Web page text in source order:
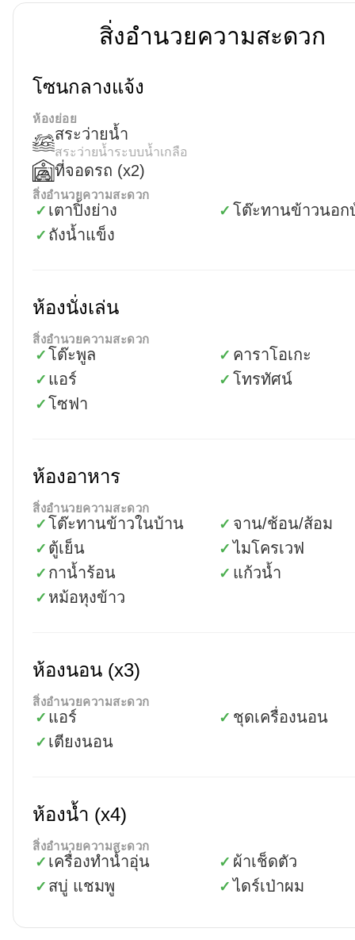
สิ่งอำนวยความสะดวก
โซนกลางแจ้ง
ห้องย่อย
สระว่ายน้ำ
สระว่ายน้ำระบบน้ำเกลือ
ที่จอดรถ (x2)
สิ่งอำนวยความสะดวก
✓ เตาปิ้งย่าง ✓ โต๊ะทานข้าวนอก
✓ ถังน้ำแข็ง
ห้องนั่งเล่น
สิ่งอำนวยความสะดวก
✓ โต๊ะพูล ✓ คาราโอเกะ
✓ แอร์ ✓ โทรทัศน์
✓ โซฟา
ห้องอาหาร
สิ่งอำนวยความสะดวก
✓ โต๊ะทานข้าวในบ้าน ✓ จาน/ช้อน/ส้อม
✓ ตู้เย็น ✓ ไมโครเวฟ
✓ กาน้ำร้อน ✓ แก้วน้ำ
✓ หม้อหุงข้าว
ห้องนอน (x3)
สิ่งอำนวยความสะดวก
✓ แอร์ ✓ ชุดเครื่องนอน
✓ เตียงนอน
ห้องน้ำ (x4)
สิ่งอำนวยความสะดวก
✓ เครื่องทำน้ำอุ่น ✓ ผ้าเช็ดตัว
✓ สบู่ แชมพู ✓ ไดร์เป่าผม